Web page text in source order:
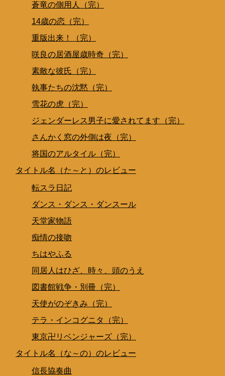
蒼竜の側用人（完）
14歳の恋（完）
重版出来！（完）
咲良の居酒屋歳時奇（完）
素敵な彼氏（完）
執事たちの沈黙（完）
雪花の虎（完）
ジェンダーレス男子に愛されてます（完）
さんかく窓の外側は夜（完）
将国のアルタイル（完）
タイトル名（た～と）のレビュー
転スラ日記
ダンス・ダンス・ダンスール
天堂家物語
痴情の接吻
ちはやふる
同居人はひざ、時々、頭のうえ
図書館戦争・別冊（完）
天使がのぞきみ（完）
テラ・インコグニタ（完）
東京卍リベンジャーズ（完）
タイトル名（な～の）のレビュー
信長協奏曲